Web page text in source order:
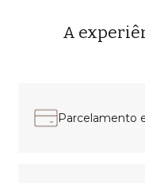
A
Parcelamento